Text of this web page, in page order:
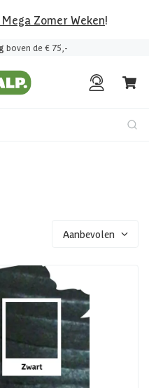
Zomer Weken!
8.6/10
Aanbevolen